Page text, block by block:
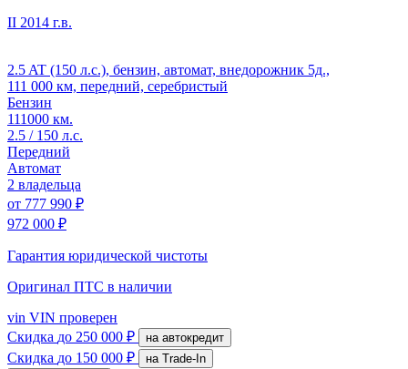
II 2014 г.в.
2.5 AT (150 л.с.), бензин, автомат, внедорожник 5д.,
111 000 км, передний, серебристый
Бензин
111000 км.
2.5 / 150 л.с.
Передний
Автомат
2 владельца
от 777 990 ₽
972 000 ₽
Гарантия юридической чистоты
Оригинал ПТС в наличии
vin VIN проверен
Скидка до 250 000 ₽ на автокредит
Скидка до 150 000 ₽
на Trade-In